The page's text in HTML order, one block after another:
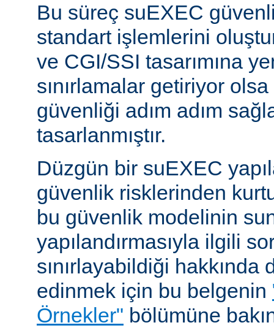
Bu süreç suEXEC
standart işlemlerini
ve CGI/SSI tasarımına
sınırlamalar getiriyor
güvenliği adım adım
tasarlanmıştır.
Düzgün bir suEXEC
güvenlik risklerinden
bu güvenlik modelinin
yapılandırmasıyla ilgili
sınırlayabildiği hakkında
edinmek için bu belgenin
Örnekler" bölümüne